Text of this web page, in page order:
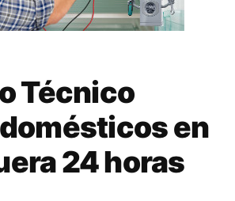
Técnico
en
24 horas